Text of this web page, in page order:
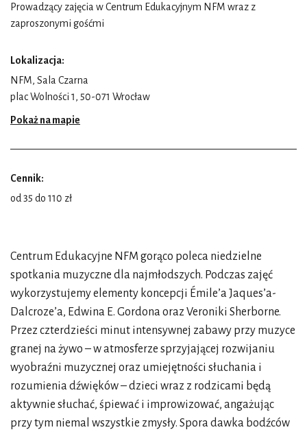
Prowadzący zajęcia w Centrum Edukacyjnym NFM wraz z
zaproszonymi gośćmi
Lokalizacja:
NFM, Sala Czarna
plac Wolności 1, 50-071 Wrocław
Pokaż na mapie
Cennik:
od 35 do 110 zł
Centrum Edukacyjne NFM gorąco poleca niedzielne
spotkania muzyczne dla najmłodszych. Podczas zajęć
wykorzystujemy elementy koncepcji Émile’a Jaques’a-
Dalcroze’a, Edwina E. Gordona oraz Veroniki Sherborne.
Przez czterdzieści minut intensywnej zabawy przy muzyce
granej na żywo – w atmosferze sprzyjającej rozwijaniu
wyobraźni muzycznej oraz umiejętności słuchania i
rozumienia dźwięków – dzieci wraz z rodzicami będą
aktywnie słuchać, śpiewać i improwizować, angażując
przy tym niemal wszystkie zmysły. Spora dawka bodźców